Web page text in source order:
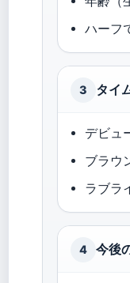
ハーフ
3 タイ
デビュ
ブラウ
ラブラ
4 今後